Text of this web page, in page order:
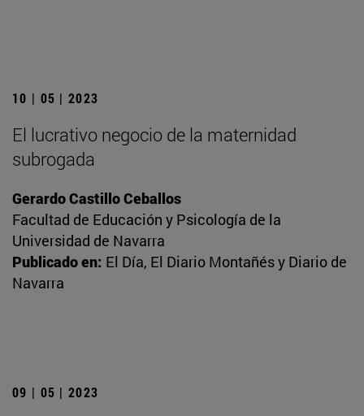
10 | 05 | 2023
El lucrativo negocio de la maternidad
subrogada
Gerardo Castillo Ceballos
Facultad de Educación y Psicología de la
Universidad de Navarra
Publicado en: El Día, El Diario Montañés y Diario de
Navarra
09 | 05 | 2023